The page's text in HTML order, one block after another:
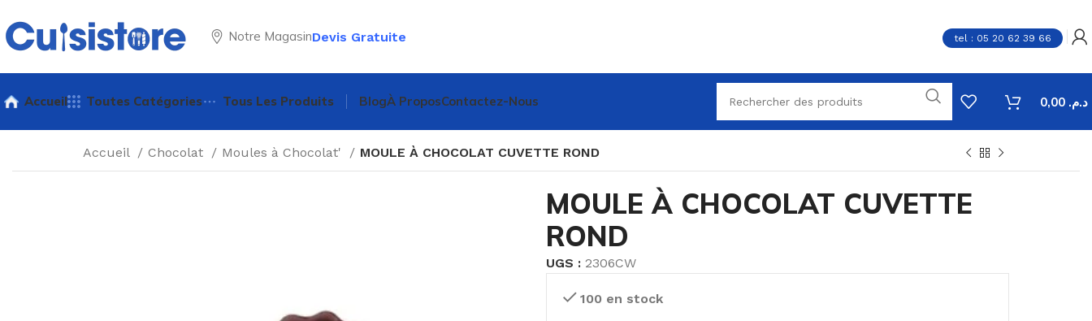
Notre MagasinDevis Gratuite tel : 05 20 62 39 66
Accueil Toutes Catégories Tous Les Produits BlogÀ ProposContactez-Nous د.م.
Accueil Chocolat Moules à Chocolat' MOULE À CHOCOLAT CUVETTE ROND
MOULE À CHOCOLAT CUVETTE
ROND
UGS : 2306CW
100 en stock